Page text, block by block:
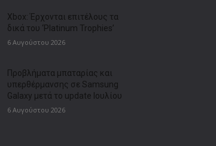
Xbox: Έρχονται επιτέλους τα
δικά του ‘Platinum Trophies’
6 Αυγούστου 2026
Προβλήματα μπαταρίας και
υπερθέρμανσης σε Samsung
Galaxy μετά το update Ιουλίου
6 Αυγούστου 2026